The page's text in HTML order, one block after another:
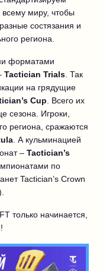
миру, чтобы
состязания и
региона.
форматами
Tactician Trials . Так
на грядущие
Cup . Всего их
сезона. Игроки,
региона, сражаются
. А кульминацией
– Tactician’s
по
Tactician’s Crown
только начинается,